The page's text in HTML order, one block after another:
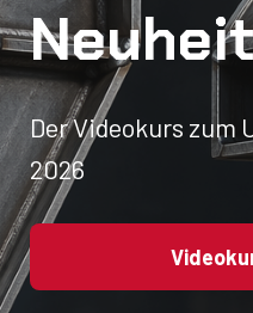
Der Videokurs zum
2026